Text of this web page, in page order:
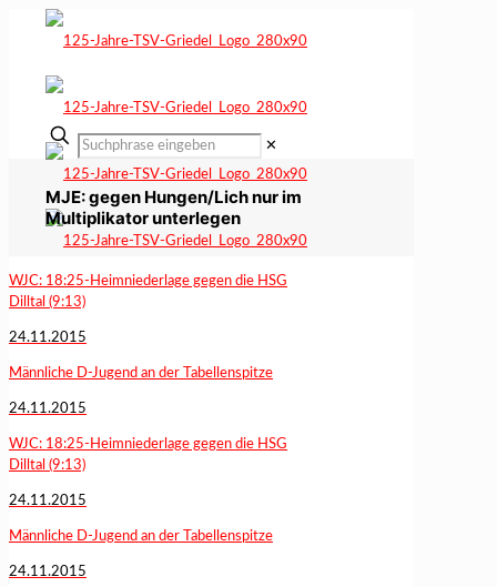
✕
MJE: gegen Hungen/Lich nur im
Multiplikator unterlegen
WJC: 18:25-Heimniederlage gegen die HSG
Dilltal (9:13)
24.11.2015
Männliche D-Jugend an der Tabellenspitze
24.11.2015
WJC: 18:25-Heimniederlage gegen die HSG
Dilltal (9:13)
24.11.2015
Männliche D-Jugend an der Tabellenspitze
24.11.2015